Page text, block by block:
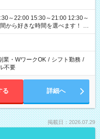
～22:00 15:30～21:00 12:30～
ます
業・WワークOK / シフト勤務 /
不要
る 詳細へ
掲載日：2026.07.29